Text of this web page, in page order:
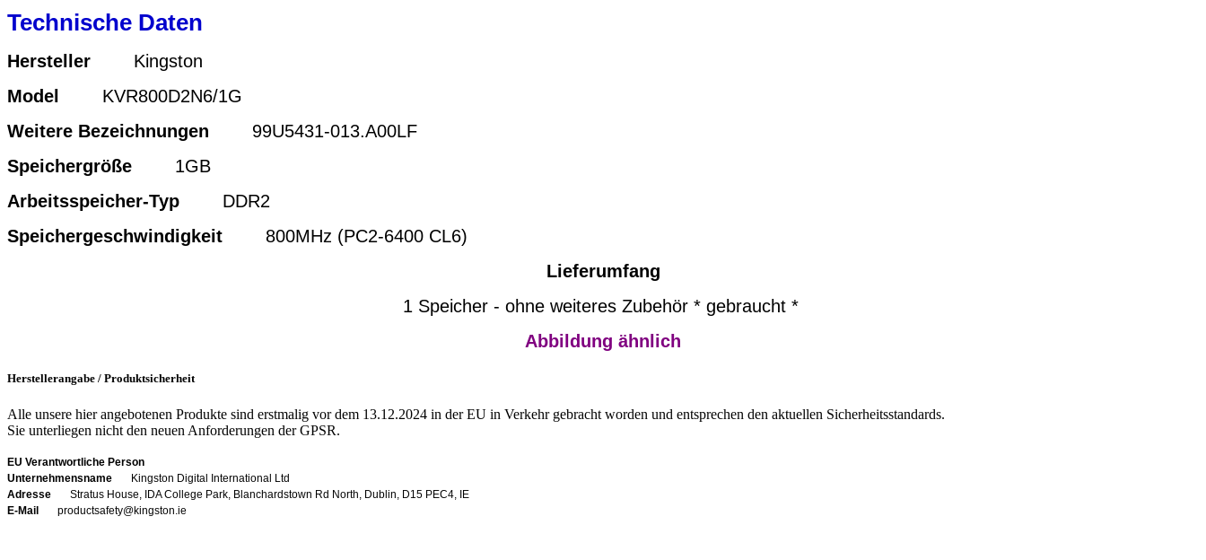
Technische Daten
Hersteller
Kingston
Model
KVR800D2N6/1G
Weitere Bezeichnungen
99U5431-013.A00LF
Speichergröße 1GB
Arbeitsspeicher-Typ
DDR2
Speichergeschwindigkeit
800MHz (PC2-6400 CL6)
Lieferumfang
1 Speicher - ohne weiteres Zubehör * gebraucht *
Abbildung ähnlich
Herstellerangabe / Produktsicherheit
Alle unsere hier angebotenen Produkte sind erstmalig vor dem 13.12.2024 in der EU in Verkehr gebracht worden und entsprechen den aktuellen Sicherheitsstandards.
Sie unterliegen nicht den neuen Anforderungen der GPSR.
EU Verantwortliche Person
Unternehmensname Kingston Digital International Ltd
Adresse Stratus House, IDA College Park, Blanchardstown Rd North, Dublin, D15 PEC4, IE
E-Mail productsafety@kingston.ie